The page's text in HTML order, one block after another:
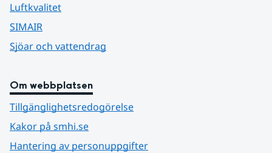
Luftkvalitet
SIMAIR
Sjöar och vattendrag
Om webbplatsen
Tillgänglighetsredogörelse
Kakor på smhi.se
Hantering av personuppgifter